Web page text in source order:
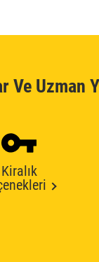
Ve Uzman
Kiralık